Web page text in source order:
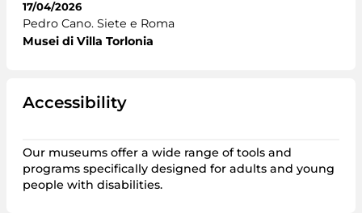
17/04/2026
Pedro Cano. Siete e Roma
Musei di Villa Torlonia
Accessibility
Our museums offer a wide range of tools and
programs specifically designed for adults and young
people with disabilities.